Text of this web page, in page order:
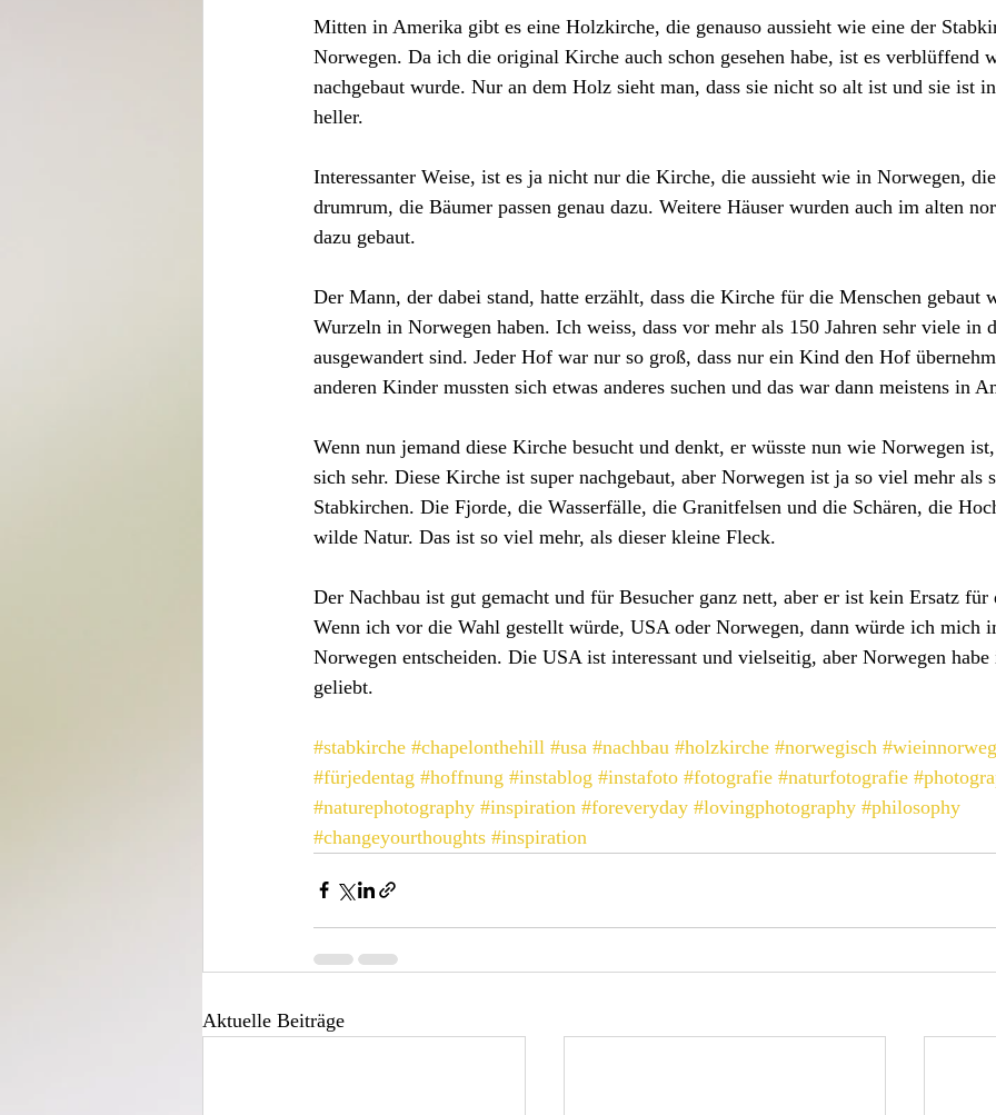
Mitten in Amerika gibt es eine Holzkirche, die genauso aussieht wie eine der
Norwegen. Da ich die original Kirche auch schon gesehen habe, ist es verblüffend
nachgebaut wurde. Nur an dem Holz sieht man, dass sie nicht so alt ist und sie ist
heller.
Interessanter Weise, ist es ja nicht nur die Kirche, die aussieht wie in Norwegen,
drumrum, die Bäumer passen genau dazu. Weitere Häuser wurden auch im alten
dazu gebaut.
Der Mann, der dabei stand, hatte erzählt, dass die Kirche für die Menschen gebaut
Wurzeln in Norwegen haben. Ich weiss, dass vor mehr als 150 Jahren sehr viele in
ausgewandert sind. Jeder Hof war nur so groß, dass nur ein Kind den Hof
anderen Kinder mussten sich etwas anderes suchen und das war dann meistens in
Wenn nun jemand diese Kirche besucht und denkt, er wüsste nun wie Norwegen
sich sehr. Diese Kirche ist super nachgebaut, aber Norwegen ist ja so viel mehr als
Stabkirchen. Die Fjorde, die Wasserfälle, die Granitfelsen und die Schären, die
wilde Natur. Das ist so viel mehr, als dieser kleine Fleck.
Der Nachbau ist gut gemacht und für Besucher ganz nett, aber er ist kein Ersatz für
Wenn ich vor die Wahl gestellt würde, USA oder Norwegen, dann würde ich mich
Norwegen entscheiden. Die USA ist interessant und vielseitig, aber Norwegen
geliebt.
#stabkirche #chapelonthehill #usa #nachbau #holzkirche #norwegisch
#fürjedentag #hoffnung #instablog #instafoto #fotografie #naturfotografie
#naturephotography #inspiration #foreveryday #lovingphotography #philosophy
#changeyourthoughts #inspiration
Aktuelle Beiträge